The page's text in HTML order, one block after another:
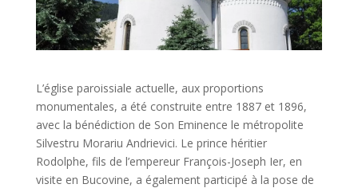
L’église paroissiale actuelle, aux proportions
monumentales, a été construite entre 1887 et 1896,
avec la bénédiction de Son Eminence le métropolite
Silvestru Morariu Andrievici. Le prince héritier
Rodolphe, fils de l’empereur François-Joseph Ier, en
visite en Bucovine, a également participé à la pose de